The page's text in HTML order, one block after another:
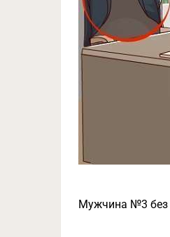
Мужчина №3 без